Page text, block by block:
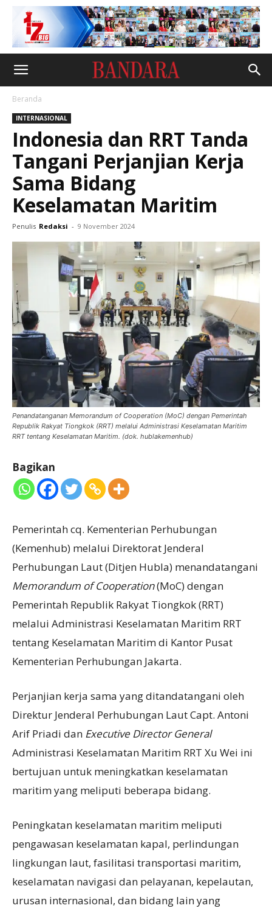
Beranda
INTERNASIONAL
Indonesia dan RRT Tanda
Tangani Perjanjian Kerja
Sama Bidang
Keselamatan Maritim
Penulis Redaksi - 9 November 2024
Penandatanganan Memorandum of Cooperation (MoC) dengan Pemerintah
Republik Rakyat Tiongkok (RRT) melalui Administrasi Keselamatan Maritim
RRT tentang Keselamatan Maritim. (dok. hublakemenhub)
Bagikan
Pemerintah cq. Kementerian Perhubungan
(Kemenhub) melalui Direktorat Jenderal
Perhubungan Laut (Ditjen Hubla) menandatangani
Memorandum of Cooperation(MoC) dengan
Pemerintah Republik Rakyat Tiongkok (RRT)
melalui Administrasi Keselamatan Maritim RRT
tentang Keselamatan Maritim di Kantor Pusat
Kementerian Perhubungan Jakarta.
Perjanjian kerja sama yang ditandatangani oleh
Direktur Jenderal Perhubungan Laut Capt. Antoni
Arif Priadi dan Executive Director General
Administrasi Keselamatan Maritim RRT Xu Wei ini
bertujuan untuk meningkatkan keselamatan
maritim yang meliputi beberapa bidang.
Peningkatan keselamatan maritim meliputi
pengawasan keselamatan kapal, perlindungan
lingkungan laut, fasilitasi transportasi maritim,
keselamatan navigasi dan pelayanan, kepelautan,
urusan internasional, dan bidang lain yang